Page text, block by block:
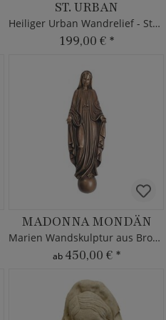
ST. URBAN
Heiliger Urban Wandrelief - Steinguss
199,00 € *
MADONNA MONDÄN
Marien Wandskulptur aus Bronze/Alu
ab 450,00 € *